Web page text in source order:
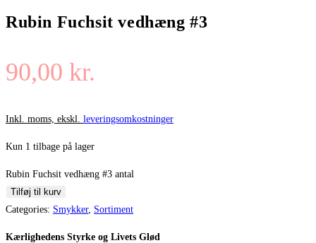
Rubin Fuchsit vedhæng #3
90,00 kr.
Inkl. moms, ekskl. leveringsomkostninger
Kun 1 tilbage på lager
Rubin Fuchsit vedhæng #3 antal
Tilføj til kurv
Categories: Smykker, Sortiment
Kærlighedens Styrke og Livets Glød